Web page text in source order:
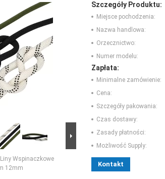
Wspinaczkowe
12mm
Szczegóły Produktu:
Miejsce pochodzenia:
Nazwa handlowa:
Orzecznictwo:
Numer modelu:
Zapłata:
Minimalne zamówienie:
Cena:
Szczegóły pakowania:
Czas dostawy:
Zasady płatności:
Możliwość Supply:
Kontakt